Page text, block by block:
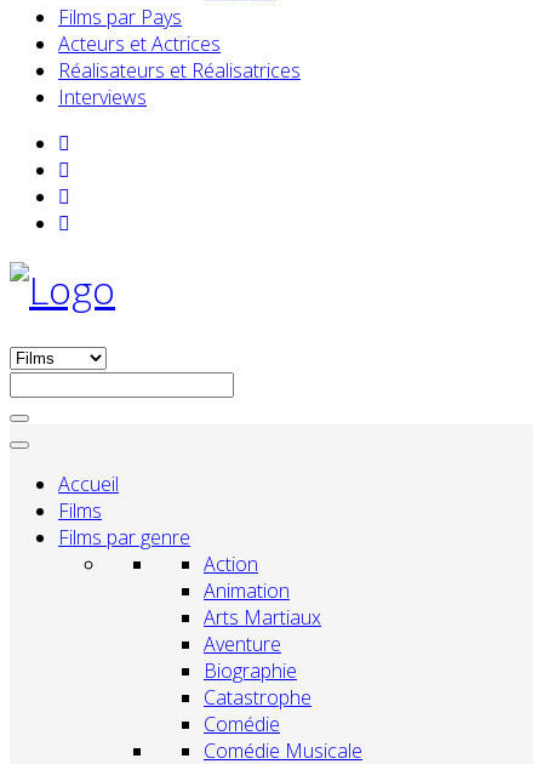
Films par Pays
Acteurs et Actrices
Réalisateurs et Réalisatrices
Interviews
Accueil
Films
Films par genre
Action
Animation
Arts Martiaux
Aventure
Biographie
Catastrophe
Comédie
Comédie Musicale